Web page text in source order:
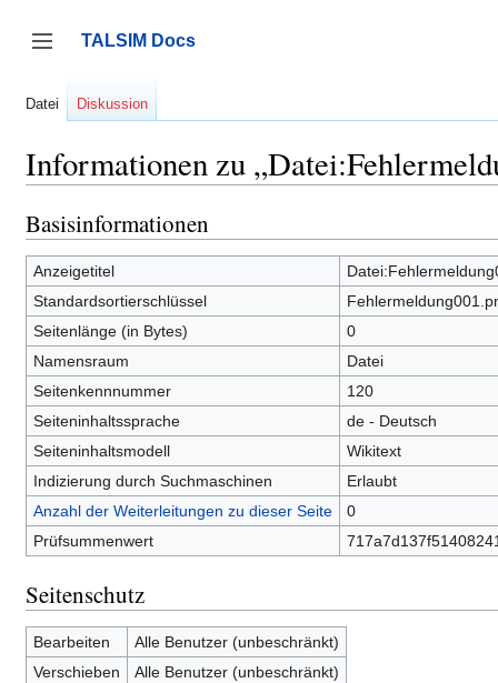
springen
Seitenleiste umschalten
TALSIM Docs
Datei Diskussion
Informationen zu
Basisinformationen
Anzeigetitel
Standardsortierschlüssel
Seitenlänge (in Bytes)
0
Namensraum
Datei
Seitenkennnummer
120
Seiteninhaltssprache
de - Deutsch
Seiteninhaltsmodell
Wikitext
Indizierung durch Suchmaschinen
Erlaubt
Anzahl der Weiterleitungen zu dieser Seite
0
Prüfsummenwert
Seitenschutz
Bearbeiten
Alle Benutzer (unbeschränkt)
Verschieben
Alle Benutzer (unbeschränkt)